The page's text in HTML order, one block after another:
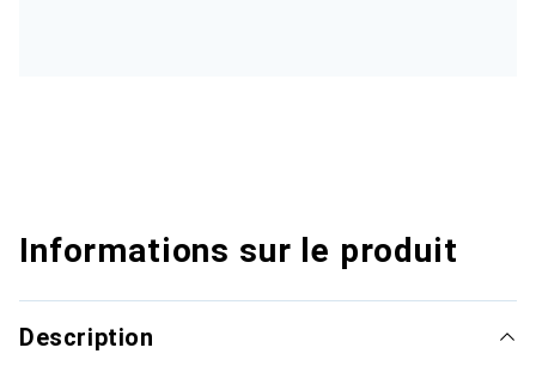
Informations sur le produit
Description